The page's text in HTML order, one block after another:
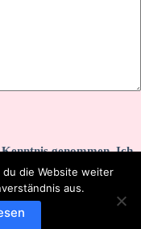
genommen. Ich
du die Website weiter
aus.